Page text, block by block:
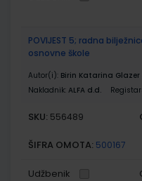
POVIJEST 5; radna
osnovne škole
Autor(i): Birin Katarina Glazer
Nakladnik: ALFA d.d.
SKU: 556489
ŠIFRA OMOTA: 500167
Udžbenik